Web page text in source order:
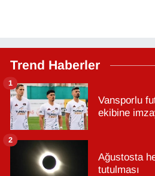
Trend Haberler
Vansporlu
ekibine
1
Ağustosta
tutulması
2